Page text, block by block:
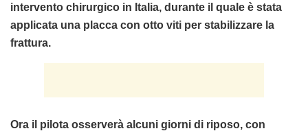
intervento chirurgico in Italia, durante il quale è stata
applicata una placca con otto viti per stabilizzare la
frattura.
Ora il pilota osserverà alcuni giorni di riposo, con